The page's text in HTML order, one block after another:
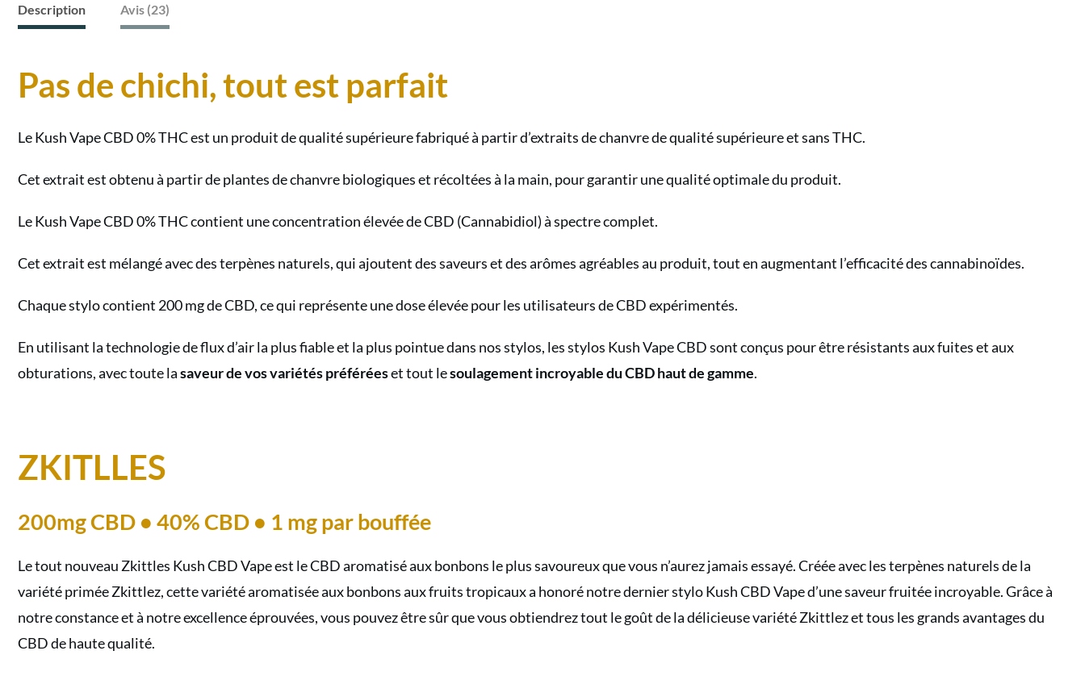
La
facile
dosage
Description Avis (23)
Pas de chichi, tout est parfait
Le Kush Vape CBD 0% THC est un produit de qualité supérieure fabriqué à partir d’extraits de chanvre de qualité supérieure et sans THC.
Cet extrait est obtenu à partir de plantes de chanvre biologiques et récoltées à la main, pour garantir une qualité optimale du produit.
Le Kush Vape CBD 0% THC contient une concentration élevée de CBD (Cannabidiol) à spectre complet.
Cet extrait est mélangé avec des terpènes naturels, qui ajoutent des saveurs et des arômes agréables au produit, tout en augmentant l’efficacité des cannabinoïdes.
Chaque stylo contient 200 mg de CBD, ce qui représente une dose élevée pour les utilisateurs de CBD expérimentés.
En utilisant la technologie de flux d’air la plus fiable et la plus pointue dans nos stylos, les stylos Kush Vape CBD sont conçus pour être résistants aux fuites et aux
obturations, avec toute lasaveur de vos variétés préféréeset tout lesoulagement incroyable du CBD haut de gamme.
ZKITLLES
200mg CBD • 40% CBD • 1 mg par bouffée
Le tout nouveau Zkittles Kush CBD Vape est le CBD aromatisé aux bonbons le plus savoureux que vous n’aurez jamais essayé. Créée avec les terpènes naturels de la
variété primée Zkittlez, cette variété aromatisée aux bonbons aux fruits tropicaux a honoré notre dernier stylo Kush CBD Vape d’une saveur fruitée incroyable. Grâce à
notre constance et à notre excellence éprouvées, vous pouvez être sûr que vous obtiendrez tout le goût de la délicieuse variété Zkittlez et tous les grands avantages du
CBD de haute qualité.